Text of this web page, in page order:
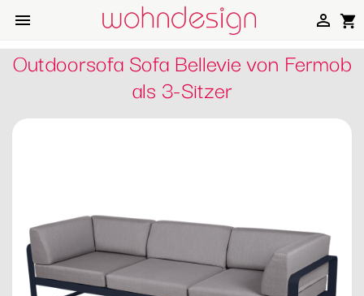
 shopping_cart

Outdoorsofa Sofa Bellevie von Fermob
als 3-Sitzer